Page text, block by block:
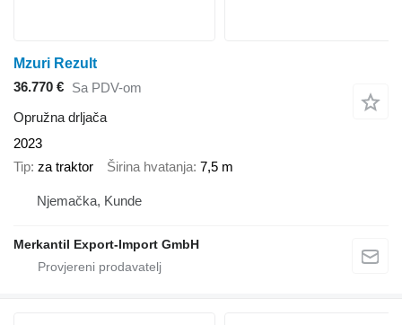
Mzuri Rezult
36.770 € Sa PDV-om
Opružna drljača
2023
Tip za traktor Širina hvatanja 7,5 m
Njemačka, Kunde
Merkantil Export-Import GmbH